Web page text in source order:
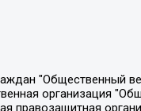
Елизавета Николаевна, Понасенков Евгений Николаевич, Ганапольский Матвей Юрьевич, Киселев Евгений Алексеевич, Борухович Ирина Григорьевна, Дремин Иван Тимофеевич, Дубровский Дмитрий Викторович, Красноярская региональная общественная организация поддержки и развития альтернативных образовательных технологий и межкультурных коммуникаций "ИНТЕРРА", Маяковская Екатерина Алексеевна, Фейгин Марк Захарович, Филимонов Андрей Викторович, Дзугкоева Регина Николаевна, Доброхотов Роман Александрович, Дудь Юрий Александрович, Елкин Сергей Владимирович, Кругликов Кирилл Игоревич, Сабунаева Мария Леонидовна, Семенов Алексей Владимирович, Шаинян Карен Багратович, Шульман Екатерина Михайловна, Асафьев Артур Валерьевич, Вахштайн Виктор Семенович, Венедиктов Алексей Алексеевич, Лушникова Екатерина Евгеньевна, Волков Леонид Михайлович, Невзоров Александр Глебович, Пархоменко Сергей Борисович, Сироткин Ярослав Николаевич, Кара-Мурза Владимир Владимирович, Баранова Наталья Владимировна, Гозман Леонид Яковлевич, Кагарлицкий Борис Юльевич, Климарев Михаил Валерьевич, Милов Владимир Станиславович, Автономная некоммерческая организация Краснодарский центр современного искусства "Типография", Моргенштерн Алишер Тагирович, Соболь Любовь Эдуардовна, Общество с ограниченной ответственностью "ЛИЗА НОРМ", Каспаров Гарри Кимович, Ходорковский Михаил Борисович, Общество с ограниченной ответственностью